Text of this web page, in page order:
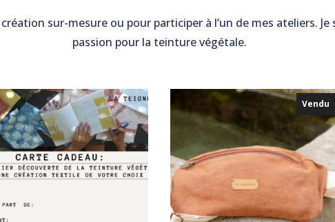
sur-mesure ou pour participer à l’un de mes ateliers.
passion pour la teinture végétale.
Vendu